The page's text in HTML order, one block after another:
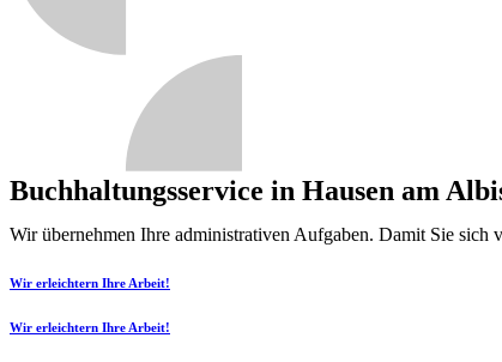
Buchhaltungsservice in Hausen am
Wir übernehmen Ihre administrativen Aufgaben. Damit Sie
Wir erleichtern Ihre Arbeit!
Wir erleichtern Ihre Arbeit!